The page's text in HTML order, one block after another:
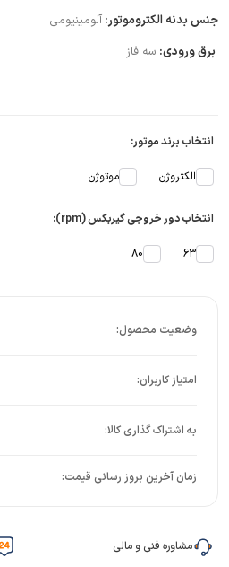
جنس بدنه الکتروموتور: آلومینیومی
برق ورودی: سه فاز
انتخاب برند موتور:
الکتروژن موتوژن
انتخاب دور خروجی گیربکس (rpm):
63
80
زمان آخرین بروز رسانی قیمت:
مشاوره فنی و مالی